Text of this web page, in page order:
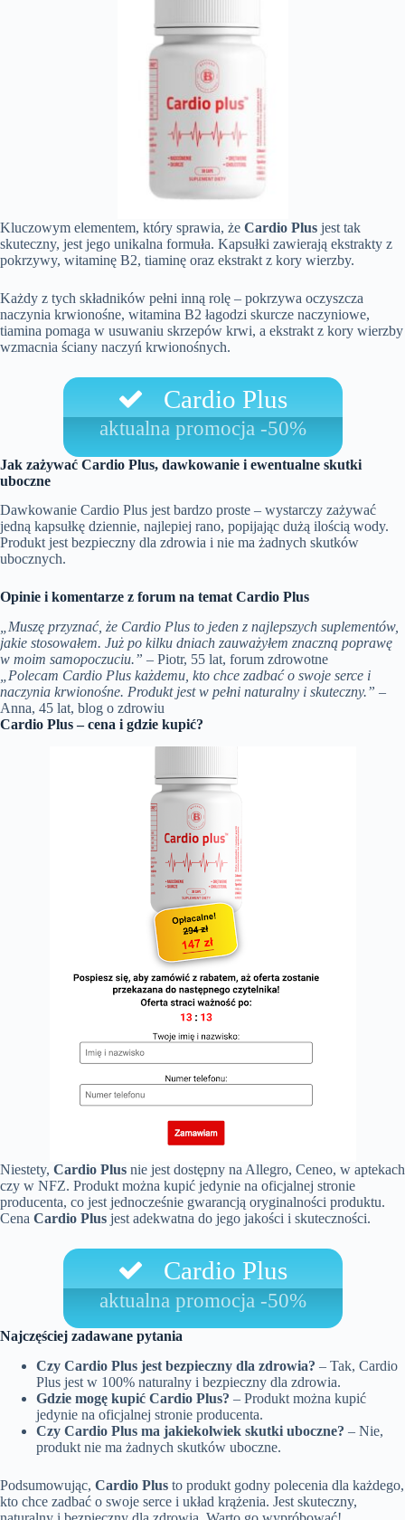
Kluczowym elementem, który sprawia, że Cardio Plus jest tak
skuteczny, jest jego unikalna formuła. Kapsułki zawierają ekstrakty z
pokrzywy, witaminę B2, tiaminę oraz ekstrakt z kory wierzby.
Każdy z tych składników pełni inną rolę – pokrzywa oczyszcza
naczynia krwionośne, witamina B2 łagodzi skurcze naczyniowe,
tiamina pomaga w usuwaniu skrzepów krwi, a ekstrakt z kory wierzby
wzmacnia ściany naczyń krwionośnych.
Cardio Plus
aktualna promocja -50%
Jak zażywać Cardio Plus, dawkowanie i ewentualne skutki
uboczne
Dawkowanie Cardio Plus jest bardzo proste – wystarczy zażywać
jedną kapsułkę dziennie, najlepiej rano, popijając dużą ilością wody.
Produkt jest bezpieczny dla zdrowia i nie ma żadnych skutków
ubocznych.
Opinie i komentarze z forum na temat Cardio Plus
„Muszę przyznać, że Cardio Plus to jeden z najlepszych suplementów,
jakie stosowałem. Już po kilku dniach zauważyłem znaczną poprawę
w moim samopoczuciu.” – Piotr, 55 lat, forum zdrowotne
„Polecam Cardio Plus każdemu, kto chce zadbać o swoje serce i
naczynia krwionośne. Produkt jest w pełni naturalny i skuteczny.” –
Anna, 45 lat, blog o zdrowiu
Cardio Plus – cena i gdzie kupić?
Niestety, Cardio Plus nie jest dostępny na Allegro, Ceneo, w aptekach
czy w NFZ. Produkt można kupić jedynie na oficjalnej stronie
producenta, co jest jednocześnie gwarancją oryginalności produktu.
Cena Cardio Plus jest adekwatna do jego jakości i skuteczności.
Cardio Plus
aktualna promocja -50%
Najczęściej zadawane pytania
Czy Cardio Plus jest bezpieczny dla zdrowia? – Tak, Cardio
Plus jest w 100% naturalny i bezpieczny dla zdrowia.
Gdzie mogę kupić Cardio Plus? – Produkt można kupić
jedynie na oficjalnej stronie producenta.
Czy Cardio Plus ma jakiekolwiek skutki uboczne? – Nie,
produkt nie ma żadnych skutków uboczne.
Podsumowując, Cardio Plus to produkt godny polecenia dla każdego,
kto chce zadbać o swoje serce i układ krążenia. Jest skuteczny,